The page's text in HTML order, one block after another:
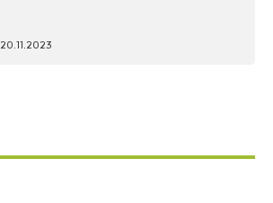
20.11.2023